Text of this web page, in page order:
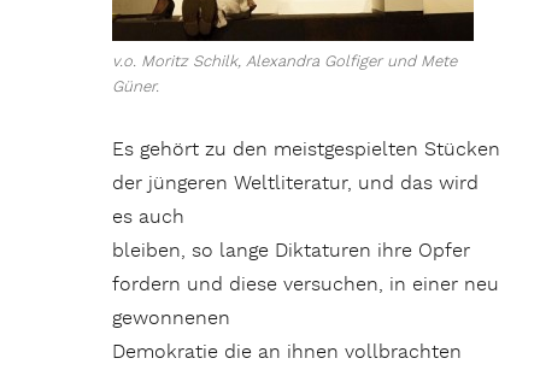
v.o. Moritz Schilk, Alexandra Golfiger und Mete
Güner.
Es gehört zu den meistgespielten Stücken
der jüngeren Weltliteratur, und das wird
es auch
bleiben, so lange Diktaturen ihre Opfer
fordern und diese versuchen, in einer neu
gewonnenen
Demokratie die an ihnen vollbrachten